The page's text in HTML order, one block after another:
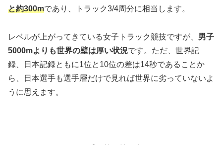
と約300mであり、トラック3/4周分に相当します。
レベルが上がってきている女子トラック競技ですが、 男子
5000mよりも世界の壁は厚い状況です。ただ、世界記
録、日本記録ともに1位と10位の差は14秒であることか
ら、日本選手も選手層だけで見れば世界に劣っていないよ
うに思えます。